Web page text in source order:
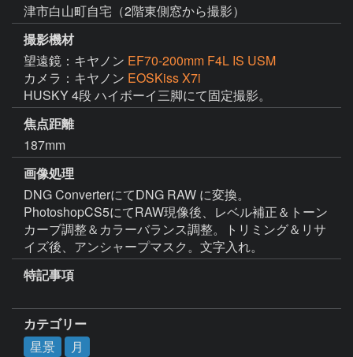
津市白山町自宅（2階東側窓から撮影）
撮影機材
望遠鏡：キヤノン EF70-200mm F4L IS USM
カメラ：キヤノン EOSKiss X7i
HUSKY 4段 ハイボーイ三脚にて固定撮影。
焦点距離
187mm
画像処理
DNG ConverterにてDNG RAW に変換。
PhotoshopCS5にてRAW現像後、レベル補正＆トーン
カーブ調整＆カラーバランス調整。トリミング＆リサ
イズ後、アンシャープマスク。文字入れ。
特記事項
カテゴリー
星景
月